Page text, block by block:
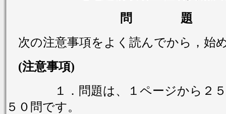
問 題
次の注意事項をよく読んでから，始
(注意事項)
１．問題は、１ページから２５
５０問です。